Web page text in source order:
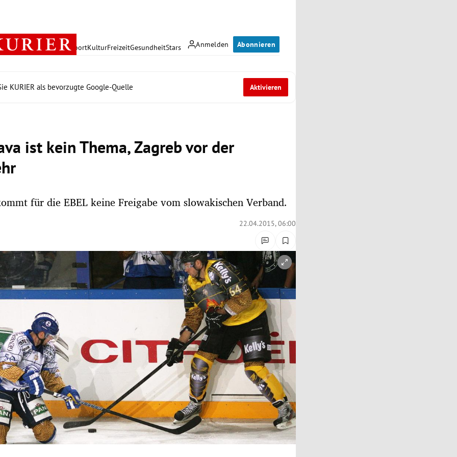
Anmelden Abonnieren
PolitikWirtschaft SportKulturFreizeitGesundheitStars
KURIER als bevorzugte Google-Quelle Aktivieren
ist kein Thema, Zagreb vor der
für die EBEL keine Freigabe vom slowakischen Verband.
22.04.2015, 06:00
öffnen/schließen